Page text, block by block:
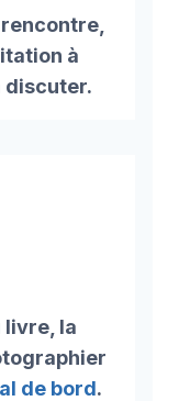
à
discuter.
livre, la
de bord.